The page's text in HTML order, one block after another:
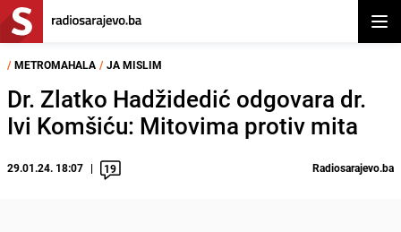
/ METROMAHALA / JA MISLIM
Dr. Zlatko Hadžidedić odgovara dr.
Ivi Komšiću: Mitovima protiv mita
29.01.24. 18:07 19 Radiosarajevo.ba